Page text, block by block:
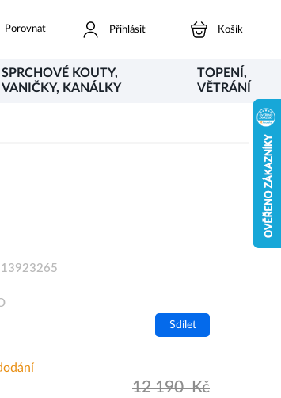
Porovnat Přihlásit Košík
SPRCHOVÉ KOUTY,
VANIČKY, KANÁLKY
TOPENÍ,
VĚTRÁNÍ
Sdílet
12 190Kč